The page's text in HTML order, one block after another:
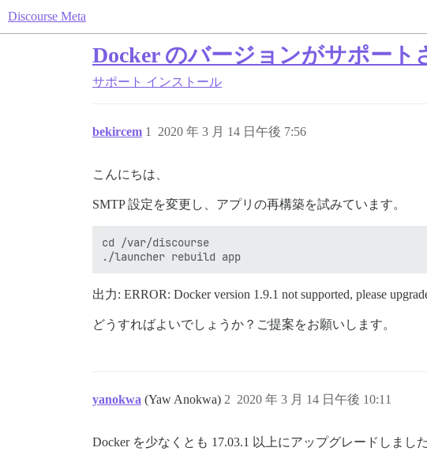
Discourse Meta
Docker のバージョンがサポート
サポート インストール
bekircem 2020 年 3 月 14 日午後 7:56
1
こんにちは、
SMTP 設定を変更し、アプリの再構築を試みています。
cd /var/discourse
出力: ERROR: Docker version 1.9.1 not supported, please
どうすればよいでしょうか？ご提案をお願いします。
yanokwa (Yaw Anokwa) 2020 年 3 月 14 日午後 10:11
2
Docker を少なくとも 17.03.1 以上にアップグレードしまし